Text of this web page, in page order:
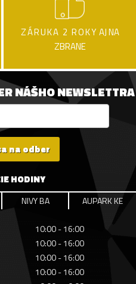
ZÁRUKA 2 ROKY AJ NA
ZBRANE
NÁŠHO NEWSLETTRA
na odber
HODINY
NIVY BA AUPARK KE
10:00 - 16:00
10:00 - 16:00
10:00 - 16:00
10:00 - 16:00